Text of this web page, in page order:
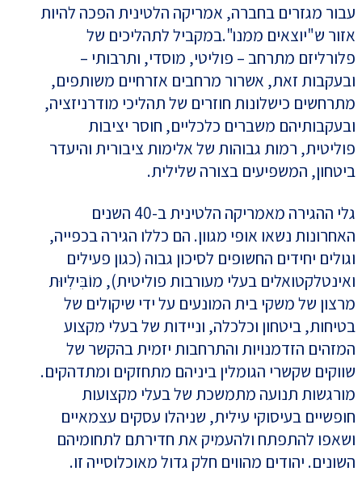
עבור מגזרים בחברה, אמריקה הלטינית הפכה להיות
אזור ש"יוצאים ממנו".במקביל לתהליכים של
פלורליזם מתרחב – פוליטי, מוסדי, ותרבותי –
ובעקבות זאת, אשרור מרחבים אזרחיים משותפים,
מתרחשים כישלונות חוזרים של תהליכי מודרניזציה,
ובעקבותיהם משברים כלכליים, חוסר יציבות
פוליטית, רמות גבוהות של אלימות ציבורית והיעדר
ביטחון, המשפיעים בצורה שלילית.
גלי ההגירה מאמריקה הלטינית ב-40 השנים
האחרונות נשאו אופי מגוון. הם כללו הגירה בכפייה,
וגולים יחידים החשופים לסיכון גבוה (כגון פעילים
ואינטלקטואלים בעלי מעורבות פוליטית), מוֹבִּילִיוּת
מרצון של משקי בית המונעים על ידי שיקולים של
בטיחות, ביטחון וכלכלה, וניידות של בעלי מקצוע
המזהים הזדמנויות והתרחבות יזמית בהקשר של
שווקים שקשרי הגומלין ביניהם מתחזקים ומתדהקים.
מורגשות תנועה מתמשכת של בעלי מקצועות
חופשיים בעיסוקי עילית, שניהלו עסקים עצמאיים
ושאפו להתפתח ולהעמיק את חדירתם לתחומיהם
השונים. יהודים מהווים חלק גדול מאוכלוסייה זו.